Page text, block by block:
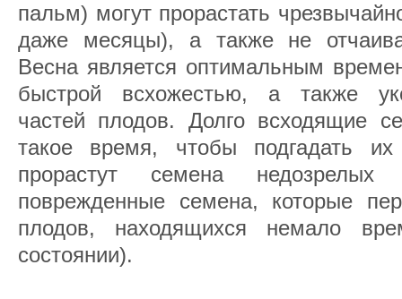
пальм) могут прорастать
даже месяцы), а также не
Весна является оптимальным
быстрой всхожестью, а также
частей плодов. Долго всходящие
такое время, чтобы подгадать
прорастут семена недозрелых
поврежденные семена, которые
плодов, находящихся немало
состоянии).